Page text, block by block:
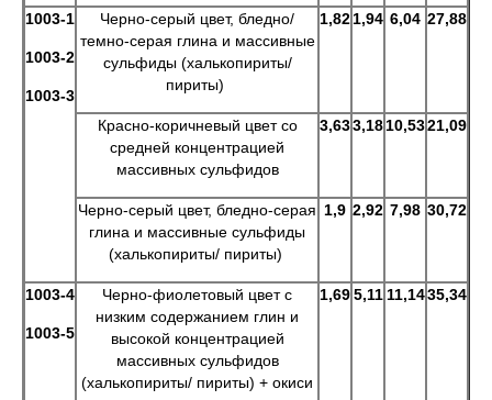
1003-1
1003-2
1003-3
Черно-серый цвет, бледно/
темно-серая глина и массивные
сульфиды (халькопириты/
пириты)
1,821,94 6,04 27,88
Красно-коричневый цвет со
средней концентрацией
массивных сульфидов
3,633,1810,5321,09
Черно-серый цвет, бледно-серая
глина и массивные сульфиды
(халькопириты/ пириты)
1,9 2,92 7,98 30,72
1003-4
1003-5
Черно-фиолетовый цвет с
низким содержанием глин и
высокой концентрацией
массивных сульфидов
(халькопириты/ пириты) + окиси
1,695,11 11,1435,34